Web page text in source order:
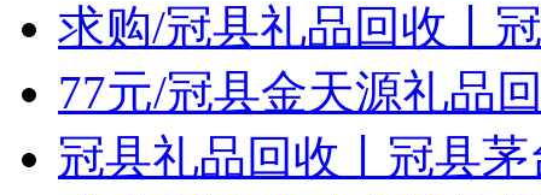
求购/冠县礼品回收丨
77元/冠县金天源礼品
冠县礼品回收丨冠县